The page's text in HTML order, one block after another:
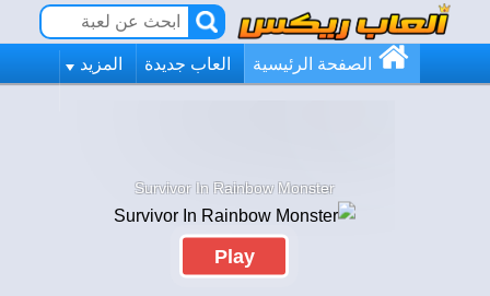
الصفحة الرئيسية العاب جديدة المزيد
Survivor In Rainbow Monster
Play